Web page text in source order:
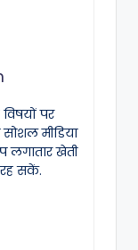
पर
मीडिया
लगातार खेती
सकें.